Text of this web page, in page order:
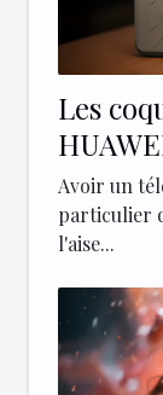
Les
Avoir un
particulier
l'aise...